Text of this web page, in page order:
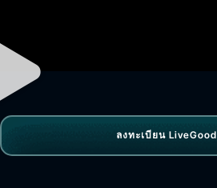
ลงทะเบียน LiveGood